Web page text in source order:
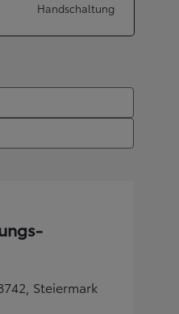
Handschaltung
Steiermark